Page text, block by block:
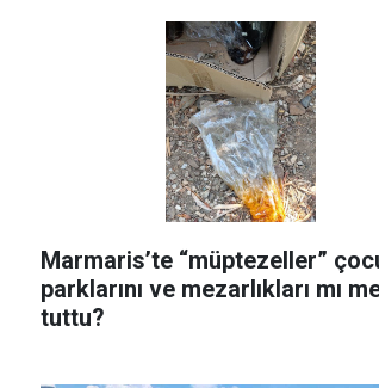
Marmaris’te “müptezeller”
parklarını ve mezarlıkları mı
tuttu?